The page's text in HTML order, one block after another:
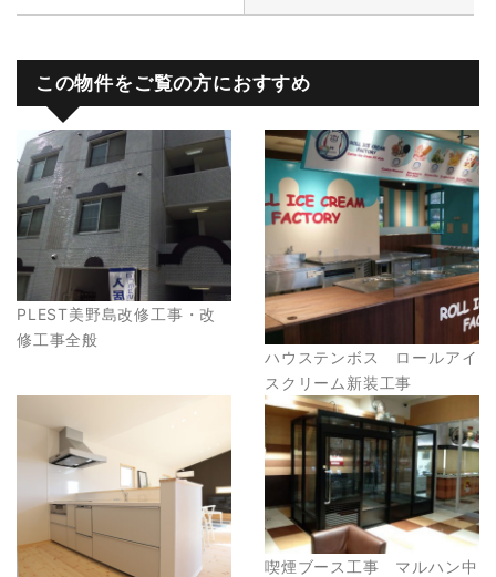
この物件をご覧の方におすすめ
PLEST美野島改修工事・改
修工事全般
ハウステンボス ロールアイ
スクリーム新装工事
喫煙ブース工事 マルハン中